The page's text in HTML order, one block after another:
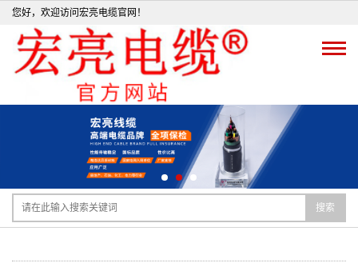
您好，欢迎访问宏亮电缆官网！
搜索